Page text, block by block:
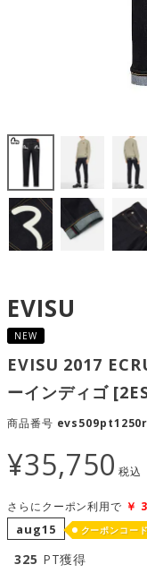
EVISU
NEW
EVISU 2017
ーインディゴ
商品番号
¥35,750 税込
さらにクーポン利用で ￥
aug15 クーポンコード
325 PT獲得